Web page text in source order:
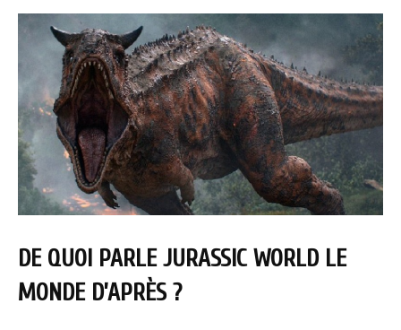
DE QUOI PARLE JURASSIC WORLD LE
MONDE D’APRÈS ?